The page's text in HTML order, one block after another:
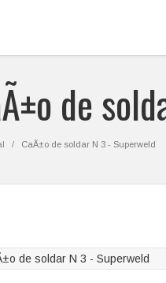
de
CaÃ±o de soldar N 3 - Superweld